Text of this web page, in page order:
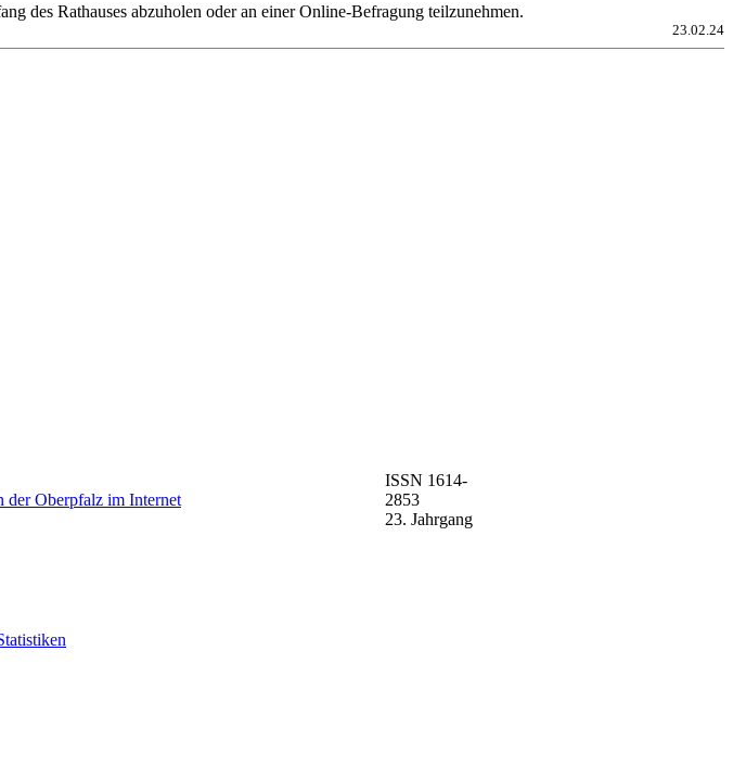
des Rathauses abzuholen oder an einer Online-Befragung teilzunehmen.
23.02.24
ISSN 1614-
2853
23. Jahrgang